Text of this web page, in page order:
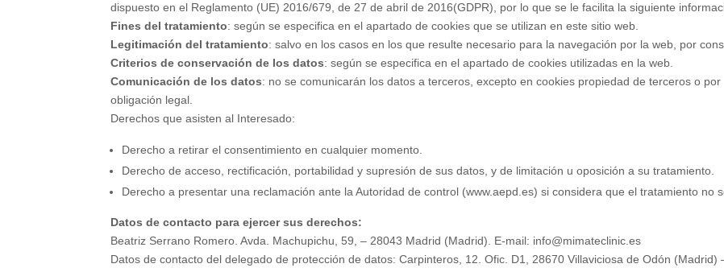
dispuesto en el Reglamento (UE) 2016/679, de 27 de abril de 2016(GDPR), por lo que se le facilita la siguiente
Fines del tratamiento: según se especifica en el apartado de cookies que se utilizan en este sitio web.
Legitimación del tratamiento: salvo en los casos en los que resulte necesario para la navegación por la web, por
Criterios de conservación de los datos: según se especifica en el apartado de cookies utilizadas en la web.
Comunicación de los datos: no se comunicarán los datos a terceros, excepto en cookies propiedad de terceros o por
obligación legal.
Derechos que asisten al Interesado:
Derecho a retirar el consentimiento en cualquier momento.
Derecho de acceso, rectificación, portabilidad y supresión de sus datos, y de limitación u oposición a su tratamiento.
Derecho a presentar una reclamación ante la Autoridad de control (www.aepd.es) si considera que el tratamiento no
Datos de contacto para ejercer sus derechos:
Beatriz Serrano Romero. Avda. Machupichu, 59, – 28043 Madrid (Madrid). E-mail: info@mimateclinic.es
Datos de contacto del delegado de protección de datos: Carpinteros, 12. Ofic. D1, 28670 Villaviciosa de Odón (Madrid)